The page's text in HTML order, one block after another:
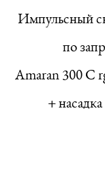
Импульсный
по
Amaran 300 C
+